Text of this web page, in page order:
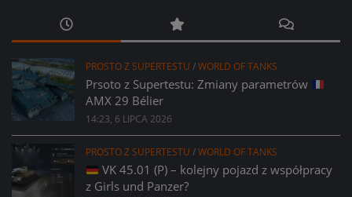
PROSTO Z SUPERTESTU /WORLD OF TANKS
Prsoto z Supertestu: Zmiany parametrów
AMX 29 Bélier
14:23, 6 LIPCA 2026
PROSTO Z SUPERTESTU /WORLD OF TANKS
VK 45.01 (P) – kolejny pojazd z współpracy
z Girls und Panzer?